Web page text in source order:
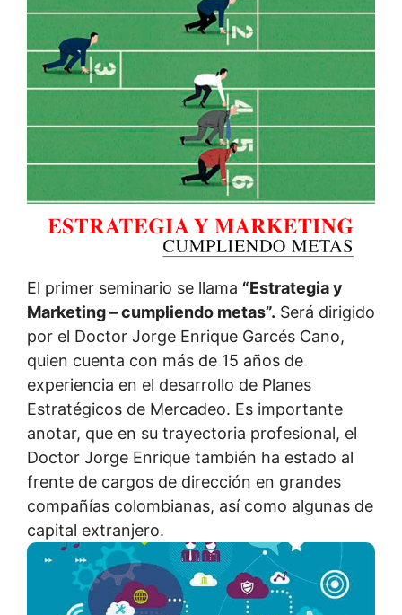
El primer seminario se llama “Estrategia y
Marketing – cumpliendo metas”. Será dirigido
por el Doctor Jorge Enrique Garcés Cano,
quien cuenta con más de 15 años de
experiencia en el desarrollo de Planes
Estratégicos de Mercadeo. Es importante
anotar, que en su trayectoria profesional, el
Doctor Jorge Enrique también ha estado al
frente de cargos de dirección en grandes
compañías colombianas, así como algunas de
capital extranjero.